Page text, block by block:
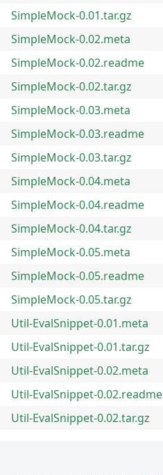
SimpleMock-0.01.tar.gz
SimpleMock-0.02.meta
SimpleMock-0.02.readme
SimpleMock-0.02.tar.gz
SimpleMock-0.03.meta
SimpleMock-0.03.readme
SimpleMock-0.03.tar.gz
SimpleMock-0.04.meta
SimpleMock-0.04.readme
SimpleMock-0.04.tar.gz
SimpleMock-0.05.meta
SimpleMock-0.05.readme
SimpleMock-0.05.tar.gz
Util-EvalSnippet-0.01.meta
Util-EvalSnippet-0.01.tar.gz
Util-EvalSnippet-0.02.meta
Util-EvalSnippet-0.02.readme
Util-EvalSnippet-0.02.tar.gz